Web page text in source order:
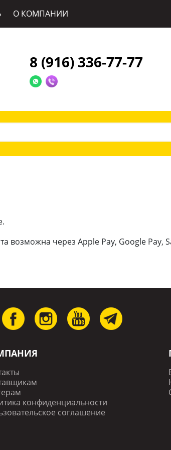
О КОМПАНИИ
8 (916) 336-77-77
через Apple Pay, Google Pay,
конфиденциальности
соглашение